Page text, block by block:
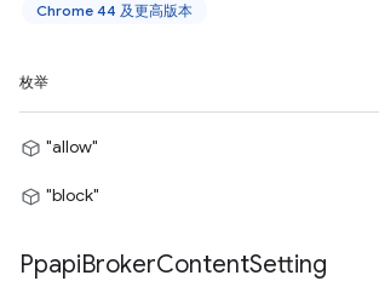
Chrome 44 及更高版本
枚举
"allow"
"block"
PpapiBrokerContentSetting